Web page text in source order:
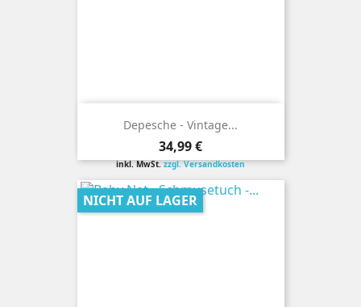
Depesche - Vintage...
Preis
34,99 €
inkl. MwSt.zzgl. Versandkosten
NICHT AUF LAGER